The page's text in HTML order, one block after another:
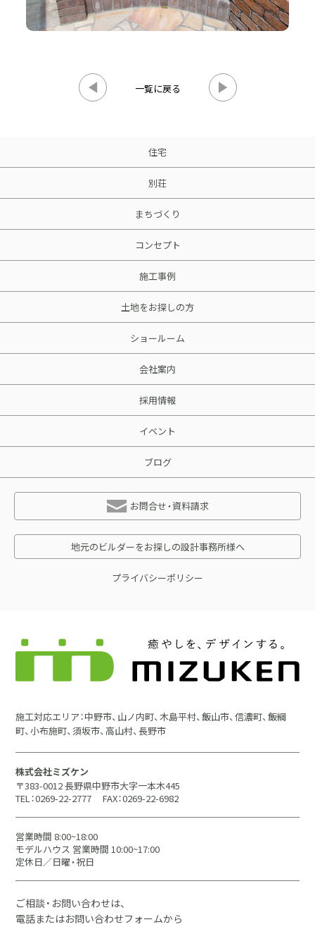
一覧に戻る
住宅
別荘
まちづくり
コンセプト
施工事例
土地をお探しの方
ショールーム
会社案内
採用情報
イベント
ブログ
お問合せ・資料請求
地元のビルダーをお探しの設計事務所様へ
プライバシーポリシー
施工対応エリア：中野市、山ノ内町、木島平村、飯山市、信濃町、飯綱
町、小布施町、須坂市、高山村、長野市
株式会社ミズケン
〒383-0012 長野県中野市大字一本木445
TEL：0269-22-2777
FAX：0269-22-6982
営業時間 8:00~18:00
モデルハウス 営業時間 10:00~17:00
定休日／日曜・祝日
ご相談・お問い合わせは、
電話またはお問い合わせフォームから